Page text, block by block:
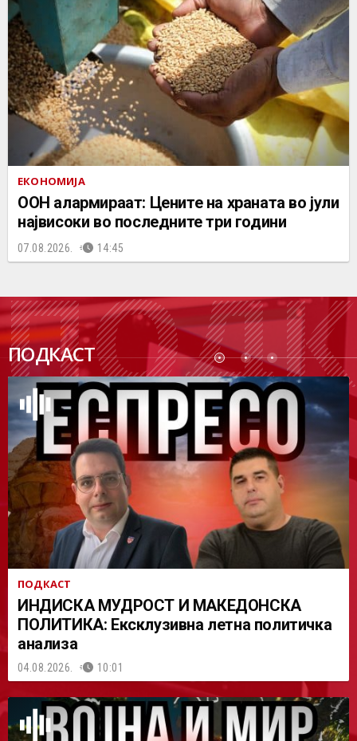
ЕКОНОМИЈА
ООН алармираат: Цените на храната во јули
највисоки во последните три години
07.08.2026. 14:45
ПОДКАСТ
ПОДК
АСТ
ПОДКАСТ
ИНДИСКА МУДРОСТ И МАКЕДОНСКА
ПОЛИТИКА: Ексклузивна летна политичка
анализа
04.08.2026. 10:01